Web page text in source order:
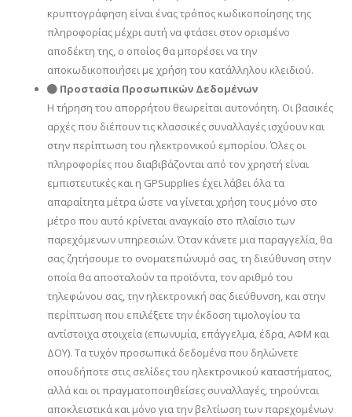
κρυπτογράφηση είναι ένας τρόπος κωδικοποίησης της
πληροφορίας μέχρι αυτή να φτάσει στον ορισμένο
αποδέκτη της, ο οποίος θα μπορέσει να την
αποκωδικοποιήσει με χρήση του κατάλληλου κλειδιού.
Προστασία Προσωπικών Δεδομένων
Η τήρηση του απορρήτου θεωρείται αυτονόητη. Οι βασικές
αρχές που διέπουν τις κλασσικές συναλλαγές ισχύουν και
στην περίπτωση του ηλεκτρονικού εμπορίου. Όλες οι
πληροφορίες που διαβιβάζονται από τον χρηστή είναι
εμπιστευτικές και η GPSupplies έχει λάβει όλα τα
απαραίτητα μέτρα ώστε να γίνεται χρήση τους μόνο στο
μέτρο που αυτό κρίνεται αναγκαίο στο πλαίσιο των
παρεχόμενων υπηρεσιών. Όταν κάνετε μια παραγγελία, θα
σας ζητήσουμε το ονοματεπώνυμό σας, τη διεύθυνση στην
οποία θα αποσταλούν τα προϊόντα, τον αριθμό του
τηλεφώνου σας, την ηλεκτρονική σας διεύθυνση, και στην
περίπτωση που επιλέξετε την έκδοση τιμολογίου τα
αντίστοιχα στοιχεία (επωνυμία, επάγγελμα, έδρα, ΑΦΜ και
ΔΟΥ). Τα τυχόν προσωπικά δεδομένα που δηλώνετε
οπουδήποτε στις σελίδες του ηλεκτρονικού καταστήματος,
αλλά και οι πραγματοποιηθείσες συναλλαγές, τηρούνται
αποκλειστικά και μόνο για την βελτίωση των παρεχομένων